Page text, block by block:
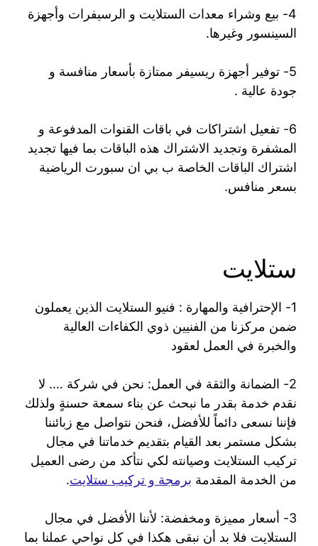
4- بيع وشراء معدات الستلايت و الرسيفرات وأجهزة
السينسور وغيرها.
5- توفير أجهزة ريسيفر ممتازة بأسعار منافسة و
جودة عالية .
6- تفعيل اشتراكات في باقات القنوات المدفوعة و
المشفرة وتجديد الاشتراك هذه الباقات بما فيها تجديد
اشتراك الباقات الخاصة ب بي ان سبورت الرياضية
بسعر منافس.
ستلايت
1- الإحترافية والمهارة : فنيو الستلايت الذين يعملون
ضمن مركزنا من الفنيين ذوي الكفاءات العالية
والخبرة في العمل لعقود
2- الضمانة والثقة في العمل: نحن في شركة …. لا
نقدم خدمة بقدر ما نبحث عن بناء سمعة حسنةٍ ولذلك
فإننا نسعى دائماً للأفضل، فنحن نتواصل مع زبائننا
بشكل مستمر بعد القيام بتقديم خدماتنا في مجال
تركيب الستلايت وصيانته لكي نتأكد من رضى العميل
من الخدمة المقدمة برمجة و تركيب ستلايت.
3- أسعار مميزة ومخفضة: لأننا الأفضل في مجال
الستلايت فلا بد أن نبقى هكذا في كل نواحي عملنا بما